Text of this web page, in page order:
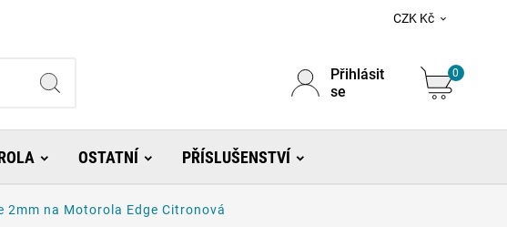
CZK Kč 
Přihlásit
se
0
OSTATNÍ PŘÍSLUŠENSTVÍ
2mm na Motorola Edge Citronová